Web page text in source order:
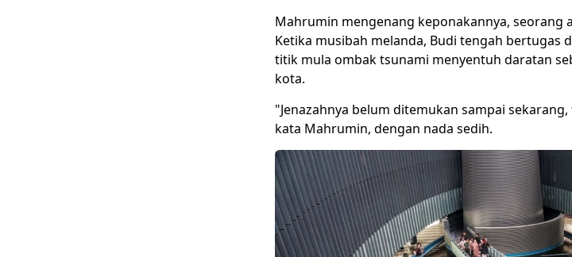
Mahrumin mengenang keponakannya, seorang
Ketika musibah melanda, Budi tengah bertugas
titik mula ombak tsunami menyentuh daratan
kota.
"Jenazahnya belum ditemukan sampai
kata Mahrumin, dengan nada sedih.